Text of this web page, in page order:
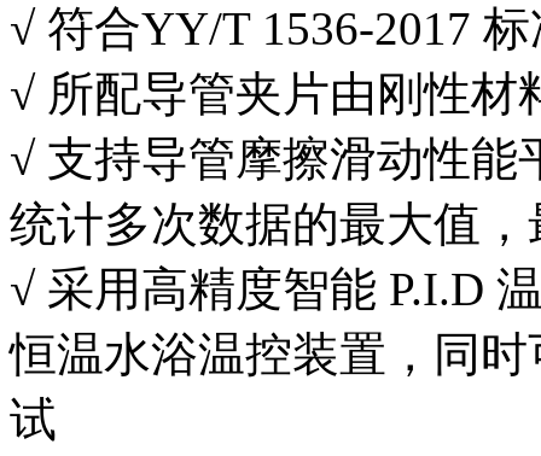
√ 符合YY/T 1536-2017
√ 所配导管夹片由刚性
√ 支持导管摩擦滑动性
统计多次数据的最大值
√ 采用高精度智能 P.I.D
恒温水浴温控装置，同
试